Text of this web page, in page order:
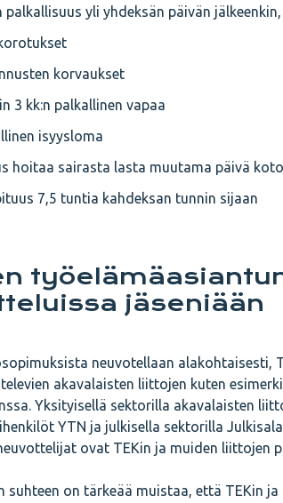
palkallisuus yli yhdeksän päivän
korvaukset
3 kk:n palkallinen vapaa
isyysloma
hoitaa sairasta lasta muutama päivä
7,5 tuntia kahdeksan tunnin sijaan
jäseniään
neuvotellaan alakohtaisesti,
akavalaisten liittojen kuten
Yksityisellä sektorilla akavalaisten
YTN ja julkisella sektorilla
ovat TEKin ja muiden liittojen
suhteen on tärkeää muistaa, että TEKin